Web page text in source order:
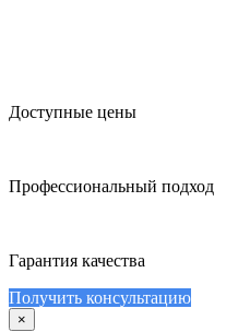
Доступные цены
Профессиональный подход
Гарантия качества
Получить консультацию
×